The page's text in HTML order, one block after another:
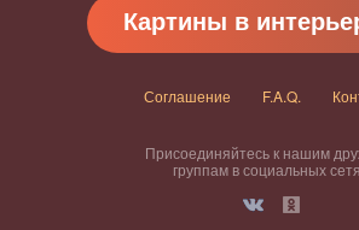
Картины в
Соглашение F.A.Q.
Присоединяйтесь к нашим
группам в социальных